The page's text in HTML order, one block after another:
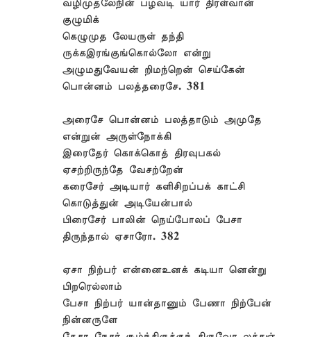
வழிமுதலேநின் பழவடி யார் திரள்வான்
குழுமிக்
கெழுமுத லேயருள் தந்தி
ருக்கஇரங்குங்கொல்லோ என்று
அழுமதுவேயன் றிமந்றென் செய்கேன்
பொன்னம் பலத்தரைசே. 381
அரைசே பொன்னம் பலத்தாடும் அமுதே
என்றுன் அருள்நோக்கி
இரைதேர் கொக்கொத் திரவுபகல்
ஏசற்றிருந்தே வேசற்றேன்
கரைசேர் அடியார் களிசிறப்பக் காட்சி
கொடுத்துன் அடியேன்பால்
பிரைசேர் பாலின் நெய்போலப் பேசா
திருந்தால் ஏசாரோ. 382
ஏசா நிற்பர் என்னைஉனக் கடியா னென்று
பிறரெல்லாம்
பேசா நிற்பர் யான்தானும் பேணா நிற்பேன்
நின்னருளே